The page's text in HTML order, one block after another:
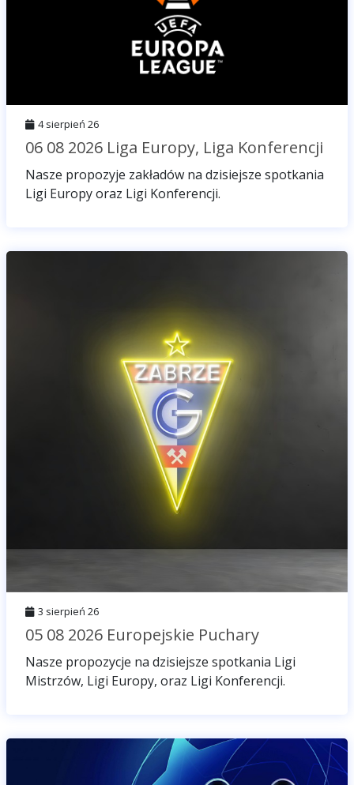
4 sierpień 26
06 08 2026 Liga Europy, Liga Konferencji
Nasze propozyje zakładów na dzisiejsze spotkania
Ligi Europy oraz Ligi Konferencji.
3 sierpień 26
05 08 2026 Europejskie Puchary
Nasze propozycje na dzisiejsze spotkania Ligi
Mistrzów, Ligi Europy, oraz Ligi Konferencji.